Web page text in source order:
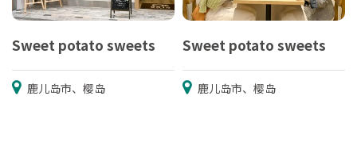
Sweet potato sweets
鹿儿岛市、樱岛
Sweet potato sweets
鹿儿岛市、樱岛